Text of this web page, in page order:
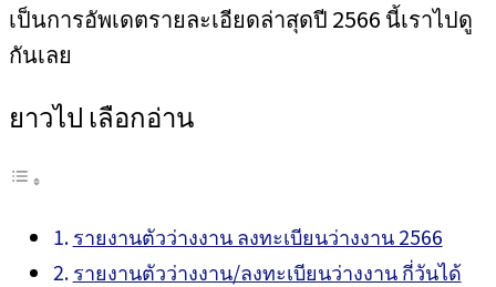
เป็นการอัพเดตรายละเอียดล่าสุดปี 2566 นี้เราไปดู
กันเลย
ยาวไป เลือกอ่าน
รายงานตัวว่างงาน ลงทะเบียนว่างงาน 2566
รายงานตัวว่างงาน/ลงทะเบียนว่างงาน กี่วันได้